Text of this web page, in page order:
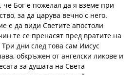
Бог е пожелал да я вземе при
за да царува вечно с него.
е да види Светите апостоли
те се пренасят пред вратите на
дни след това сам Иисус
обкръжен от ангелски ликове и
за душата на Света